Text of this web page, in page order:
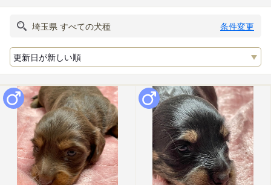
条件変更